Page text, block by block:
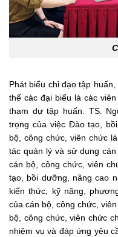
Các đại
Phát biểu chỉ đạo tập
thể các đại biểu là các
tham dự tập huấn. TS.
trọng của việc Đào tạo,
bộ, công chức, viên chức
tác quản lý và sử dụng
cán bộ, công chức, viên
tạo, bồi dưỡng, nâng cao
kiến thức, kỹ năng,
của cán bộ, công chức,
bộ, công chức, viên chức
nhiệm vụ và đáp ứng yêu